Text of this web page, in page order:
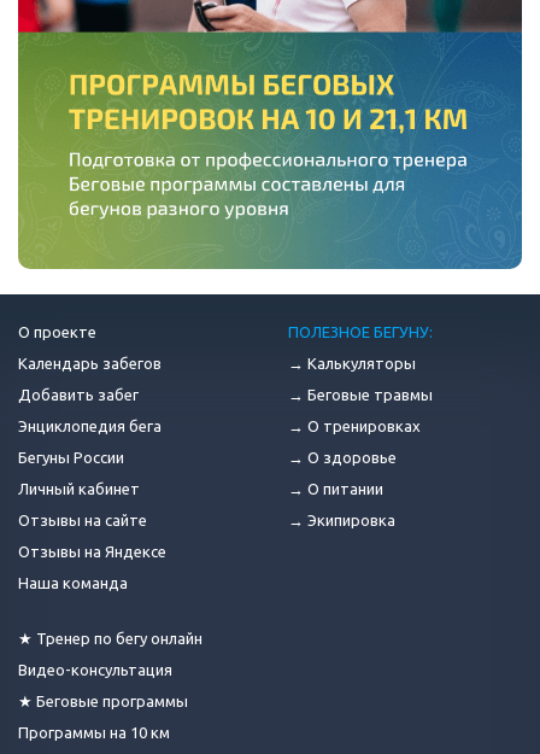
О проекте
Календарь забегов
Добавить забег
Энциклопедия бега
Бегуны России
Личный кабинет
Отзывы на сайте
Отзывы на Яндексе
Наша команда
★ Тренер по бегу онлайн
Видео-консультация
★ Беговые программы
Программы на 10 км
ПОЛЕЗНОЕ БЕГУНУ:
→ Калькуляторы
→ Беговые травмы
→ О тренировках
→ О здоровье
→ О питании
→ Экипировка